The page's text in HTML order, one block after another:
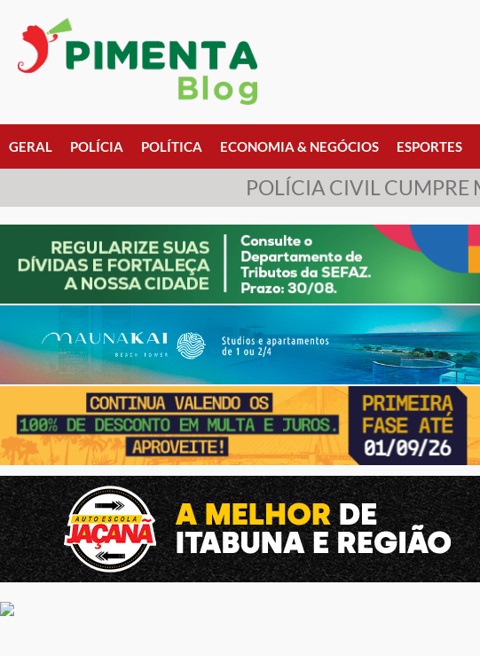
GERAL POLÍCIA POLÍTICA ECONOMIA & NEGÓCIOS ESPORTES
POLÍCIA CIVIL CUMPRE